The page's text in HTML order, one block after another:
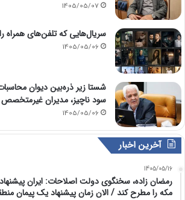
1405/05/07
سریال‌هایی که تلفن‌های همراه
1405/05/06
شستا زیر ذره‌بین دیوان
سود ناچیز، مدیران
1405/05/06
آخرین اخبار
1405/05/16
رمضان زاده، سخنگوی دولت اصلاحات: ایران
مکه را مطرح کند / الان زمان پیشنهاد یک پیمان